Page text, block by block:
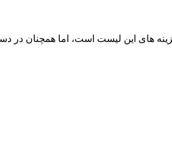
کمی سنگین ‌تر از سایر گزینه‌ های این لیست